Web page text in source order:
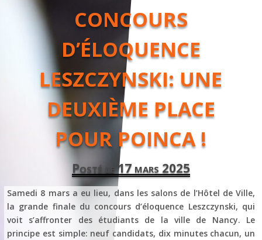
CONCOURS
D’ÉLOQUENCE
LESZCZYNSKI: UNE
DEUXIÈME PLACE
POUR POINCA !
Posté le 17 mars 2025
Samedi 8 mars a eu lieu, dans les salons de l’Hôtel de Ville,
la grande finale du concours d’éloquence Leszczynski, qui
voit s’affronter des étudiants de la ville de Nancy. Le
principe est simple: neuf candidats, dix minutes chacun, un